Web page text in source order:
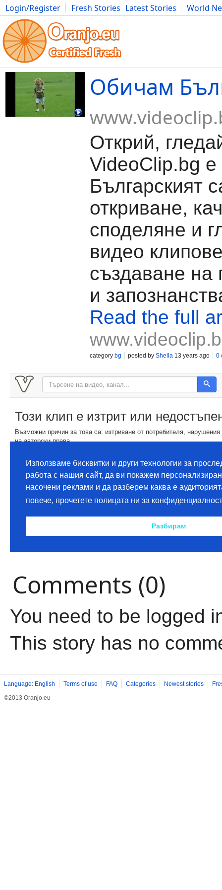
Login/Register Fresh Stories Latest Stories
World
Movies Anime Music Art Cars Advice Science
Обичам
Открий,
VideoClip.bg е
Българският
откриване,
споделяне и
видео
създаване на
и
Read the full
category bg posted by Shella 13 years ago 0
Comments (0)
You need to be logged
This story has no
Language: English Terms of use FAQ Categories Newest stories
©2013 Oranjo.eu